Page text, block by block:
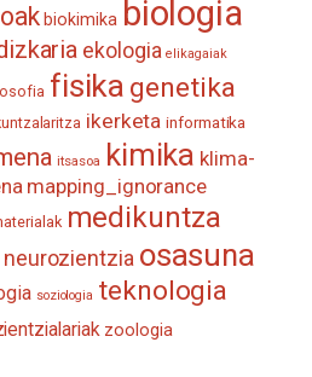
biokimika biologia
ekologia elikagaiak
fisika genetika
ikerketa informatika
itsasoa kimika klima-
mapping_ignorance
medikuntza
neurozientzia osasuna
soziologia teknologia
zoologia